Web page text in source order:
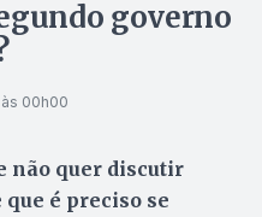
governo
00h00
não quer discutir
é preciso se